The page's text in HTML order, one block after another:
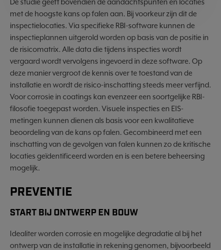
De studie geeft bovendien de aandachtspunten en locaties
met de hoogste kans op falen aan. Bij voorkeur zijn dit de
inspectielocaties. Via specifieke RBI-software kunnen de
inspectieplannen uitgerold worden op basis van de positie in
de risicomatrix. Alle data die tijdens inspecties wordt
vergaard wordt vervolgens ingevoerd in deze software. Op
deze manier vergroot de kennis over te toestand van de
installatie en wordt de risico-inschatting steeds meer verfijnd.
Voor corrosie in coatings kan evenzeer een soortgelijke RBI-
filosofie toegepast worden. Visuele inspecties en EIS-
metingen kunnen dienen als basis voor een kwalitatieve
beoordeling van de kans op falen. Gecombineerd met een
inschatting van de gevolgen van falen kunnen zo de kritische
locaties geïdentificeerd worden en is een betere beheersing
mogelijk.
PREVENTIE
START BIJ ONTWERP EN BOUW
Idealiter worden corrosie en mogelijke degradatie al bij het
ontwerp van de installatie in rekening genomen, bijvoorbeeld